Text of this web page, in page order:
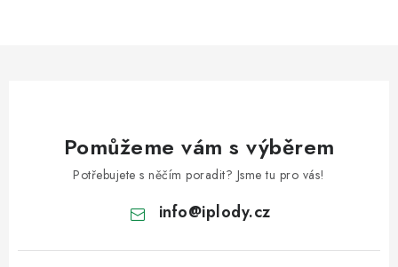
Pomůžeme vám s výběrem
Potřebujete s něčím poradit? Jsme tu pro vás!
info@iplody.cz